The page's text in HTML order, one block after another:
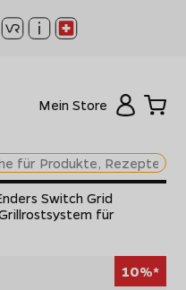
Mein Store
Switch Grid
für
10%*